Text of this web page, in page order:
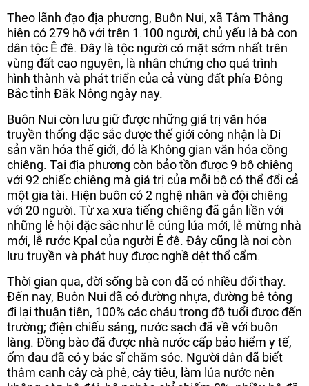
Theo lãnh đạo địa phương, Buôn Nui, xã Tâm Thắng
hiện có 279 hộ với trên 1.100 người, chủ yếu là bà con
dân tộc Ê đê. Đây là tộc người có mặt sớm nhất trên
vùng đất cao nguyên, là nhân chứng cho quá trình
hình thành và phát triển của cả vùng đất phía Đông
Bắc tỉnh Đắk Nông ngày nay.
Buôn Nui còn lưu giữ được những giá trị văn hóa
truyền thống đặc sắc được thế giới công nhận là Di
sản văn hóa thế giới, đó là Không gian văn hóa cồng
chiêng. Tại địa phương còn bảo tồn được 9 bộ chiêng
với 92 chiếc chiêng mà giá trị của mỗi bộ có thể đổi cả
một gia tài. Hiện buôn có 2 nghệ nhân và đội chiêng
với 20 người. Từ xa xưa tiếng chiêng đã gắn liền với
những lễ hội đặc sắc như lễ cúng lúa mới, lễ mừng nhà
mới, lễ rước Kpal của người Ê đê. Đây cũng là nơi còn
lưu truyền và phát huy được nghề dệt thổ cẩm.
Thời gian qua, đời sống bà con đã có nhiều đổi thay.
Đến nay, Buôn Nui đã có đường nhựa, đường bê tông
đi lại thuận tiện, 100% các cháu trong độ tuổi được đến
trường; điện chiếu sáng, nước sạch đã về với buôn
làng. Đồng bào đã được nhà nước cấp bảo hiểm y tế,
ốm đau đã có y bác sĩ chăm sóc. Người dân đã biết
thâm canh cây cà phê, cây tiêu, làm lúa nước nên